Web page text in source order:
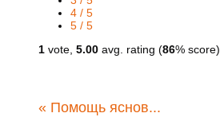
4 / 5
5 / 5
1 vote, 5.00 avg. rating (86% score)
« Помощь яснов...